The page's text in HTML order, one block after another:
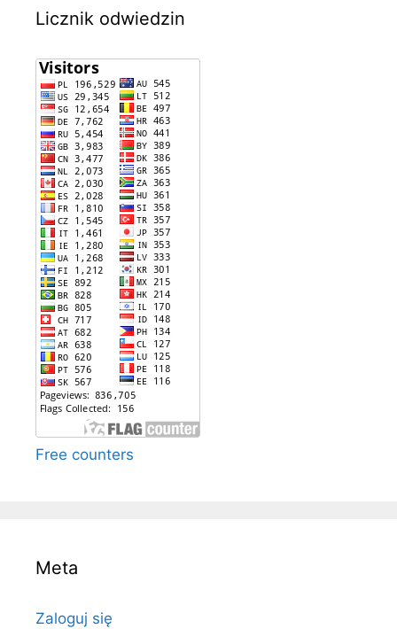
Licznik odwiedzin
Free counters
Meta
Zaloguj się